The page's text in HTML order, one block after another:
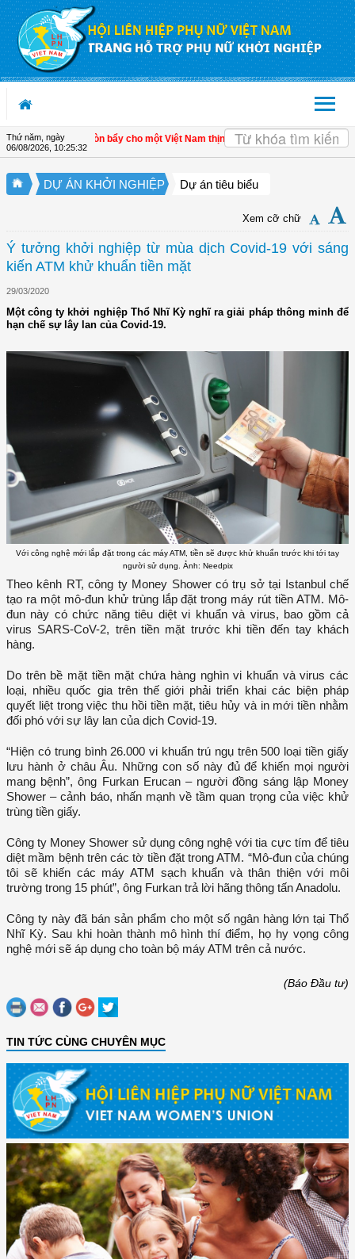
Truy cập nội dung luôn
Thứ năm, ngày
06/08/2026 10:25:32
tế tư nhân - Đòn bẩy cho một Việt Nam thịnh vượng | Hội LHPN tỉnh Kiên
DỰ ÁN KHỞI NGHIỆP Dự án tiêu biểu
Xem cỡ chữ
Ý tưởng khởi nghiệp từ mùa dịch Covid-19 với sáng
kiến ATM khử khuẩn tiền mặt
29/03/2020
Một công ty khởi nghiệp Thổ Nhĩ Kỳ nghĩ ra giải pháp thông minh để
hạn chế sự lây lan của Covid-19.
Với công nghệ mới lắp đặt trong các máy ATM, tiền sẽ được khử khuẩn trước khi tới tay
người sử dụng. Ảnh: Needpix
Theo kênh RT, công ty Money Shower có trụ sở tại Istanbul chế
tạo ra một mô-đun khử trùng lắp đặt trong máy rút tiền ATM. Mô-
đun này có chức năng tiêu diệt vi khuẩn và virus, bao gồm cả
virus SARS-CoV-2, trên tiền mặt trước khi tiền đến tay khách
hàng.
Do trên bề mặt tiền mặt chứa hàng nghìn vi khuẩn và virus các
loại, nhiều quốc gia trên thế giới phải triển khai các biện pháp
quyết liệt trong việc thu hồi tiền mặt, tiêu hủy và in mới tiền nhằm
đối phó với sự lây lan của dịch Covid-19.
“Hiện có trung bình 26.000 vi khuẩn trú ngụ trên 500 loại tiền giấy
lưu hành ở châu Âu. Những con số này đủ để khiến mọi người
mang bệnh”, ông Furkan Erucan – người đồng sáng lập Money
Shower – cảnh báo, nhấn mạnh về tầm quan trọng của việc khử
trùng tiền giấy.
Công ty Money Shower sử dụng công nghệ với tia cực tím để tiêu
diệt mầm bệnh trên các tờ tiền đặt trong ATM. “Mô-đun của chúng
tôi sẽ khiến các máy ATM sạch khuẩn và thân thiện với môi
trường trong 15 phút”, ông Furkan trả lời hãng thông tấn Anadolu.
Công ty này đã bán sản phẩm cho một số ngân hàng lớn tại Thổ
Nhĩ Kỳ. Sau khi hoàn thành mô hình thí điểm, họ hy vọng công
nghệ mới sẽ áp dụng cho toàn bộ máy ATM trên cả nước.
(Báo Đầu tư)
TIN TỨC CÙNG CHUYÊN MỤC